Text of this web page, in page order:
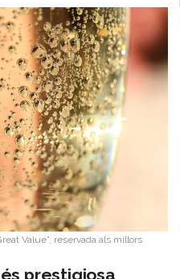
Value”, reservada als millors
prestigiosa